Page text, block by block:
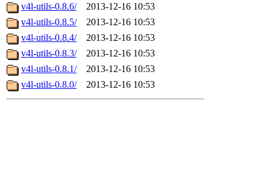
v4l-utils-0.8.6/
2013-12-16 10:53
v4l-utils-0.8.5/
2013-12-16 10:53
v4l-utils-0.8.4/
2013-12-16 10:53
v4l-utils-0.8.3/
2013-12-16 10:53
v4l-utils-0.8.1/
2013-12-16 10:53
v4l-utils-0.8.0/
2013-12-16 10:53